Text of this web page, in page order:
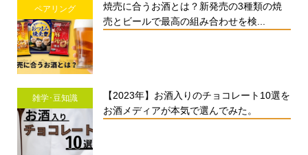
ペアリング
焼売に合うお酒とは？新発売の3種類の焼
売とビールで最高の組み合わせを検...
雑学･豆知識
【2023年】お酒入りのチョコレート10選を
お酒メディアが本気で選んでみた。